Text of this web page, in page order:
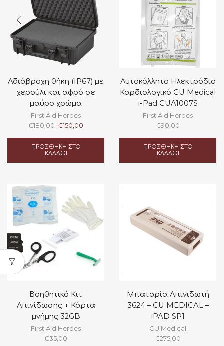
σελίδα
του
Αδιάβροχη θήκη (IP67) με
χερούλι και αφρό σε
μαύρο χρώμα
First Aid Heroes
€180,00 Original
was:
€180,00.
€150,00
€150,00.
ΠΡΟΣΘΉΚΗ ΣΤΟ
ΚΑΛΆΘΙ
Αυτοκόλλητο Ηλεκτρόδιο
Καρδιολογικό CU Medical
i-Pad CUA1007S
First Aid Heroes
€90,00
ΠΡΟΣΘΉΚΗ ΣΤΟ
ΚΑΛΆΘΙ
Βοηθητικό Κιτ
Απινίδωσης + Κάρτα
μνήμης 32GB
First Aid Heroes
€35,00
Μπαταρία Απινιδωτή
3624 – CU MEDICAL –
iPAD SP1
CU Medical
€275,00